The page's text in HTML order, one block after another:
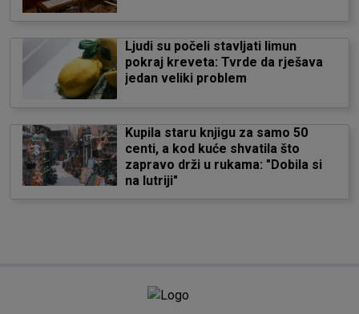
Ljudi su počeli stavljati limun
pokraj kreveta: Tvrde da rješava
jedan veliki problem
Kupila staru knjigu za samo 50
centi, a kod kuće shvatila što
zapravo drži u rukama: "Dobila si
na lutriji"